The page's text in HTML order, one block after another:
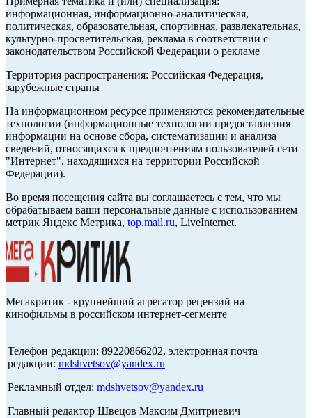
информационная, информационно-аналитическая,
политическая, образовательная, спортивная, развлекательная,
культурно-просветительская, реклама в соответствии с
законодательством Российской Федерации о рекламе
Территория распространения: Российская Федерация,
зарубежные страны
На информационном ресурсе применяются рекомендательные
технологии (информационные технологии предоставления
информации на основе сбора, систематизации и анализа
сведений, относящихся к предпочтениям пользователей сети
"Интернет", находящихся на территории Российской
Федерации).
Во время посещения сайта вы соглашаетесь с тем, что мы
обрабатываем ваши персональные данные с использованием
метрик Яндекс Метрика, top.mail.ru, LiveInternet.
Мегакритик - крупнейший агрегатор рецензий на
кинофильмы в российском интернет-сегменте
Телефон редакции: 89220866202, электронная почта
редакции: mdshvetsov@yandex.ru
Рекламный отдел: mdshvetsov@yandex.ru
Главный редактор Швецов Максим Дмитриевич